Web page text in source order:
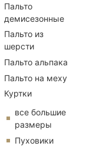
Пальто
демисезонные
Пальто из
шерсти
Пальто альпака
Пальто на меху
Куртки
все большие
размеры
Пуховики